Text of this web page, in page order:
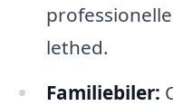
lethed.
Familiebiler: